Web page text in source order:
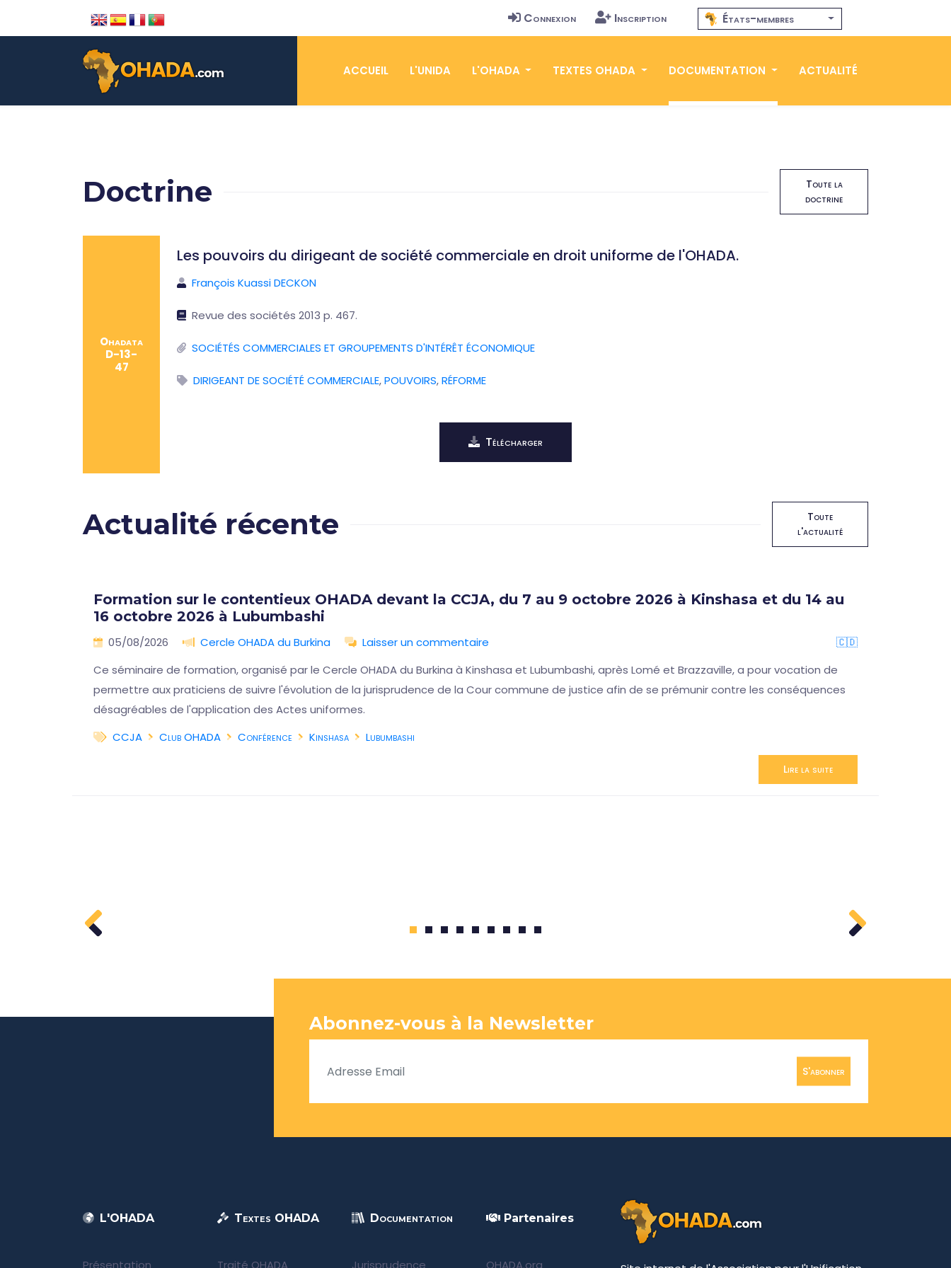
Connexion Inscription États-membres
ACCUEIL L'UNIDA L'OHADA TEXTES OHADA DOCUMENTATION ACTUALITÉ
Doctrine
Toute la
doctrine
Ohadata
D-13-
47
Les pouvoirs du dirigeant de société commerciale en droit uniforme de l'OHADA.
François Kuassi DECKON
Revue des sociétés 2013 p. 467.
SOCIÉTÉS COMMERCIALES ET GROUPEMENTS D'INTÉRÊT ÉCONOMIQUE
DIRIGEANT DE SOCIÉTÉ COMMERCIALE,POUVOIRS,RÉFORME
Télécharger
Actualité récente
Toute
l'actualité
Formation sur le contentieux OHADA devant la CCJA, du 7 au 9 octobre 2026 à Kinshasa et du 14 au
16 octobre 2026 à Lubumbashi
05/08/2026 Cercle OHADA du Burkina Laisser un commentaire
🇨🇩
Ce séminaire de formation, organisé par le Cercle OHADA du Burkina à Kinshasa et Lubumbashi, après Lomé et Brazzaville, a pour vocation de
permettre aux praticiens de suivre l'évolution de la jurisprudence de la Cour commune de justice afin de se prémunir contre les conséquences
désagréables de l'application des Actes uniformes.
CCJA
Club OHADA Conférence Kinshasa Lubumbashi
Lire la suite
1 2 3 4 5 6 7 8 9
Abonnez-vous à la Newsletter
S'abonner
L'OHADA
Présentation
Textes OHADA
Traité OHADA
Documentation
Jurisprudence
Partenaires
OHADA.org